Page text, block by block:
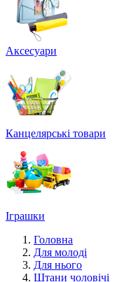
Аксесуари
Канцелярські товари
Іграшки
Головна
Для молоді
Для нього
Штани чоловічі